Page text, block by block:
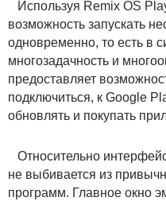
Используя Remix OS
возможность запускать
одновременно, то есть в
многозадачность и
предоставляет
подключиться, к Google
обновлять и покупать
Относительно
не выбивается из
программ. Главное окно